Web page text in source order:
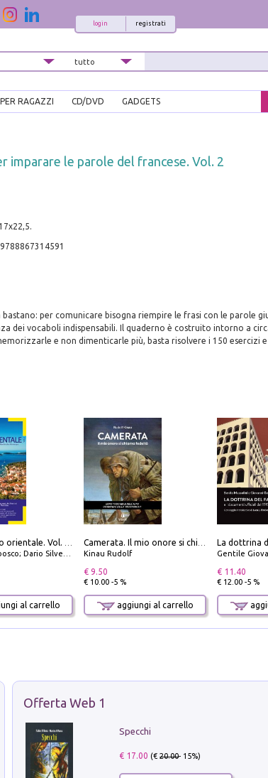
registrati
login
PER RAGAZZI CD/DVD GADGETS
imparare le parole del francese. Vol. 2
9788867314591
bastano: per comunicare bisogna riempire le frasi con le parole
dei vocaboli indispensabili. Il quaderno è costruito intorno a
e non dimenticarle più, basta risolvere i 150 esercizi
Silvestro; Marco Sbrizzi
al carrello
Kinau Rudolf
€ 9.50
€ 10.00 -5 %
aggiungi al carrello
Gentile
€ 11.40
€ 12.00 -5 %
Offerta Web 1
Specchi
€ 17.00 (€20.00- 15%)